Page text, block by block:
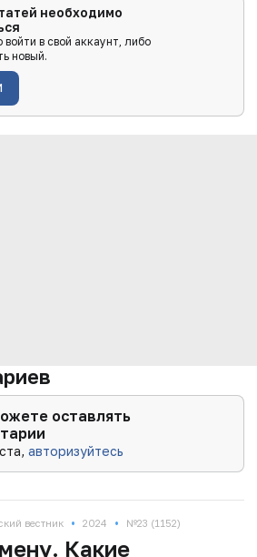
необходимо
в свой аккаунт, либо
новый.
оставлять
авторизуйтесь
вестник • 2024 • №23 (1152)
Какие